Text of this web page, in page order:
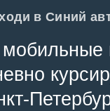
в Синий